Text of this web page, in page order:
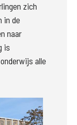
zich
in de
naar
is
alle